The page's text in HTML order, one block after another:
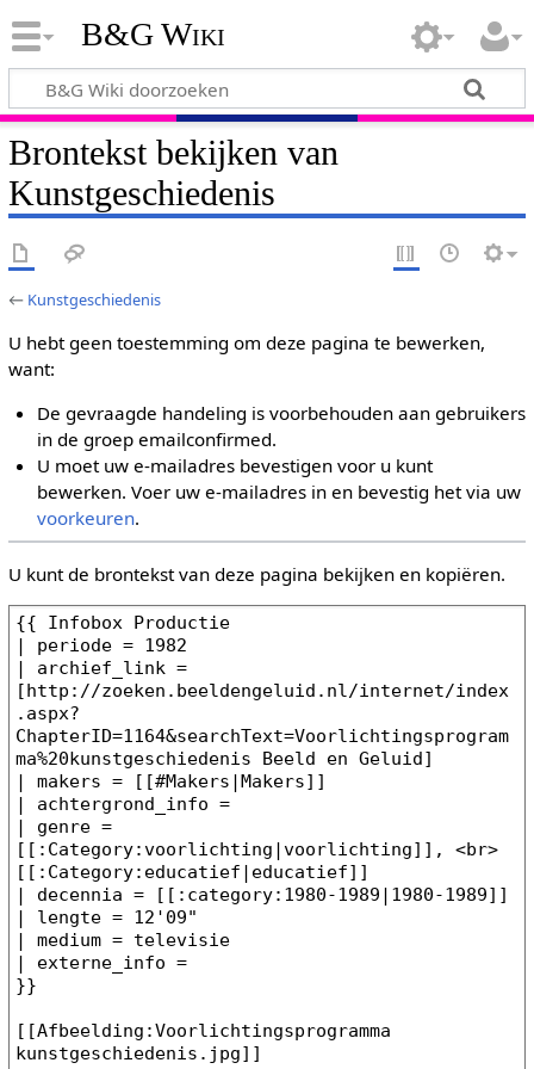
B&G Wiki
Brontekst bekijken van
Kunstgeschiedenis
← Kunstgeschiedenis
U hebt geen toestemming om deze pagina te bewerken,
want:
De gevraagde handeling is voorbehouden aan gebruikers
in de groep emailconfirmed.
U moet uw e-mailadres bevestigen voor u kunt
bewerken. Voer uw e-mailadres in en bevestig het via uw
voorkeuren.
U kunt de brontekst van deze pagina bekijken en kopiëren.